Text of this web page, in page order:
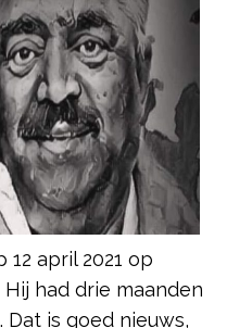
12 april 2021 op
had drie maanden
is goed nieuws,